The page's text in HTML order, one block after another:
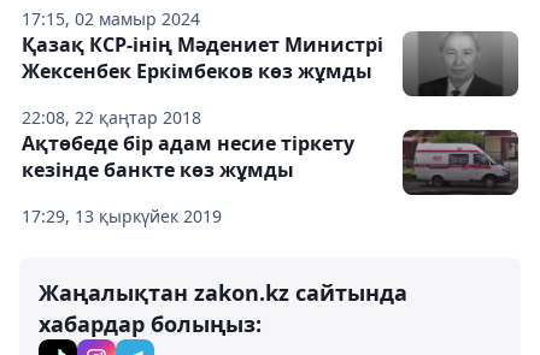
17:15, 02 мамыр 2024
22:08, 22 қаңтар 2018
Қазақ КСР-інің Мәдениет Министрі
Жексенбек Еркімбеков көз жұмды
17:29, 13 қыркүйек 2019
Ақтөбеде бір адам несие тіркету
кезінде банкте көз жұмды
Жаңалықтан zakon.kz сайтында
хабардар болыңыз: